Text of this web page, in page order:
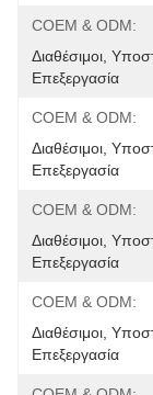
COEM & ODM:
Διαθέσιμοι,
Επεξεργασία
COEM & ODM:
Διαθέσιμοι,
Επεξεργασία
COEM & ODM:
Διαθέσιμοι,
Επεξεργασία
COEM & ODM:
Διαθέσιμοι,
Επεξεργασία